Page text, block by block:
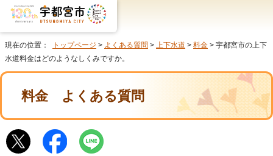
現在の位置： トップページ > よくある質問 > 上下水道 > 料金 > 宇都宮市の上下
水道料金はどのようなしくみですか。
料金よくある質問